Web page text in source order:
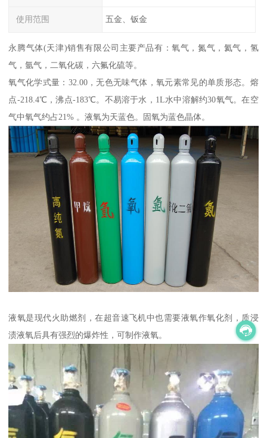
使用范围 五金、钣金
永腾气体(天津)销售有限公司主要产品有：氧气，氮气，氦气，氢
气，氩气，二氧化碳，六氟化硫等。
氧气化学式量：32.00，无色无味气体，氧元素常见的单质形态。熔
点-218.4℃，沸点-183℃。不易溶于水，1L水中溶解约30氧气。在空
气中氧气约占21% 。液氧为天蓝色。固氧为蓝色晶体。
液氧是现代火助燃剂，在超音速飞机中也需要液氧作氧化剂，质浸
渍液氧后具有强烈的爆炸性，可制作液氧。